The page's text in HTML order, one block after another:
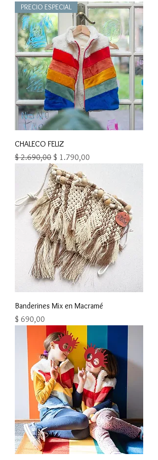
PRECIO ESPECIAL
CHALECO FELIZ
Precio
$ 2.690,00 Precio de oferta
$ 1.790,00
Banderines Mix en Macramé
Precio
$ 690,00